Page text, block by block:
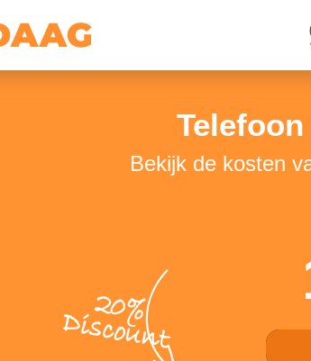
Bekijk de kosten
20%
Discount